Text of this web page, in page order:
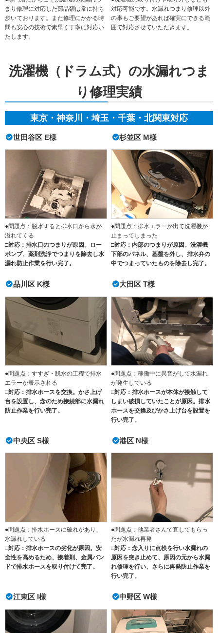
まり修理に対応した部品類は常に持ち
歩いております。また修理にかかる時
間も安心の技術で素早く丁寧に対応い
たします。
対応可能です。水漏れつまり修理以外
の事もご要望があれば確実にできる範
囲で対応させていただきます。
洗濯機（ドラム式）の水漏れつま
り修理実績
東京・神奈川・埼玉・千葉・北関東対応
世田谷区 E様
●問題点：脱水すると排水口から水が
溢れてくる
□対応：排水口のつまりが原因。ロー
ポンプ、薬剤洗浄でつまりを除去し水
漏れ防止作業を行い完了。
杉並区 M様
●問題点：排水エラーが出て洗濯機が
止まってしまった
□対応：内部のつまりが原因。洗濯機
下部のパネル、基盤を外し、排水弁の
中でつまっていたものを除去し完了。
品川区 K様
●問題点：すすぎ・脱水の工程で排水
エラーが表示される
□対応：排水ホースを交換。かさ上げ
台を設置し、念のため接続部に水漏れ
防止作業を行い完了。
大田区 T様
●問題点：稼働中に異音がして水漏れ
が発生している
□対応：排水ホースが本体が接触して
しまい破損していたことが原因。排水
ホースを交換及びかさ上げ台を設置を
行い完了。
中央区 S様
●問題点：排水ホースに破れがあり、
水漏れしている
□対応：排水ホースの劣化が原因。安
全性を高めるため、接着剤、金属バン
ドで排水ホースを取り付けて完了。
港区 N様
●問題点：他業者さんで直してもらっ
たが水漏れ再発
□対応：念入りに点検を行い水漏れの
原因を突き止めて、原因の元から水漏
れ修理を行い、さらに再発防止作業を
行い完了。
江東区 I様 中野区 W様